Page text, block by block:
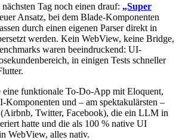
Tag noch einen drauf: „Super
Ansatz, bei dem Blade-Komponenten
durch einen eigenen Parser direkt in
werden. Kein WebView, keine Bridge,
waren beeindruckend: UI-
in einigen Tests schneller
funktionale To-Do-App mit Eloquent,
Komponenten und – am spektakulärsten –
Twitter, Facebook), die ein LLM in
hatte und die als 100 % native UI
WebView, alles nativ.